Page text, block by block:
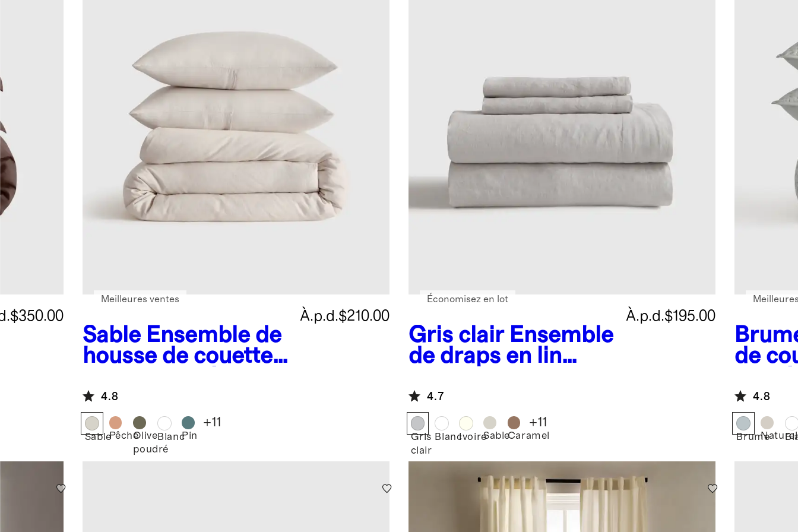
$350.00
Sable Ensemble de
housse de couette
À.p.d.$210.00
Meilleures ventes
4.8
SablePêcheOlive
poudré
BlancPin
+11
Gris clair Ensemble
de draps en lin
À.p.d.$195.00
Économisez en lot
4.7
Gris
clair
BlancIvoireSableCaramel
+11
de
4.8
BrumeNaturel